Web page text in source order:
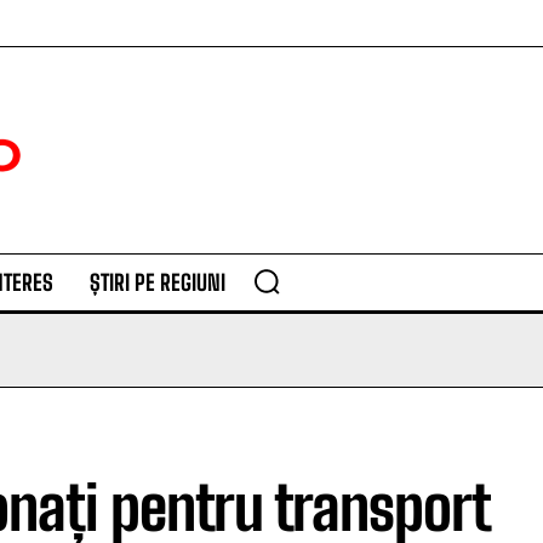
ȘTIRI PE REGIUNI
pentru transport